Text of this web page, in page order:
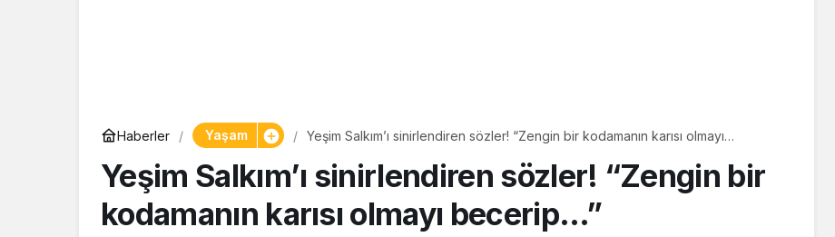
Haberler Yaşam
Yeşim Salkım’ı sinirlendiren sözler! “Zengin bir kodamanın karısı olmayı
Yeşim Salkım’ı sinirlendiren sözler! “Zengin bir
kodamanın karısı olmayı becerip…”
Tam ölçüsüyle
pastaneye taş çıkartır:
Şekerpare tarifi